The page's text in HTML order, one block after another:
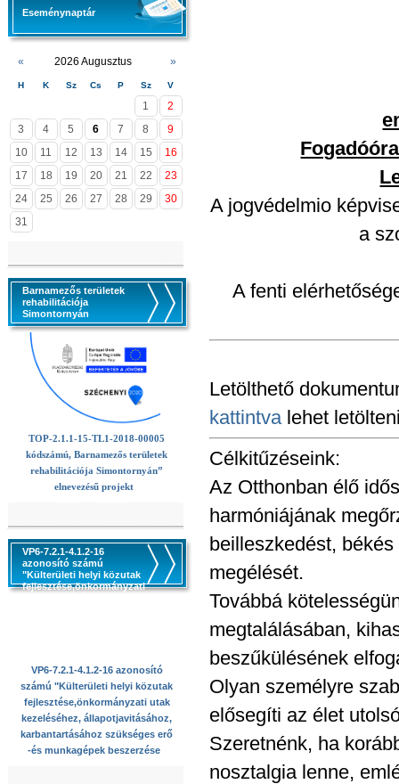
Eseménynaptár
« 2026 Augusztus »
H K Sz Cs P Sz V
1
2
3
4 5 6 7 8
9
10
11 12 13 14 15
16
17
18 19 20 21 22
23
24
25 26 27 28 29
30
31
Barnamezős területek
rehabilitációja
Simontornyán
TOP-2.1.1-15-TL1-2018-00005
kódszámú, Barnamezős területek
rehabilitációja Simontornyán”
elnevezésű projekt
VP6-7.2.1-4.1.2-16
azonosító számú
"Külterületi helyi közutak
fejlesztése,önkormányzati
VP6-7.2.1-4.1.2-16 azonosító
számú "Külterületi helyi közutak
fejlesztése,önkormányzati utak
kezeléséhez, állapotjavitásához,
karbantartásához szükséges erő
-és munkagépek beszerzése
A jogvédelmio
a
A fenti
Letölthető
kattintvalehet
Célkitűzéseink:
Az Otthonban élő
harmóniájának
beilleszkedést,
megélését.
Továbbá
megtalálásában,
beszűkülésének
Olyan személyre
elősegíti az élet
Szeretnénk, ha
nosztalgia lenne,